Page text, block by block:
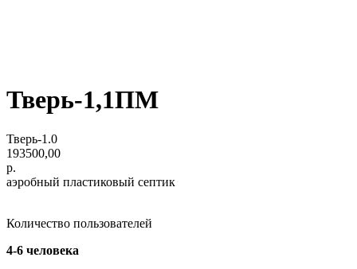
Тверь-1,1ПМ
Тверь-1.0
193500,00
р.
аэробный пластиковый септик
Количество пользователей
4-6 человека